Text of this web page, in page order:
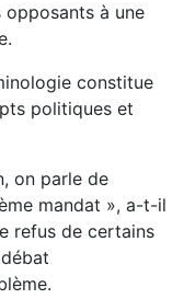
opposants à une
constitue
politiques et
on parle de
mandat », a-t-il
refus de certains